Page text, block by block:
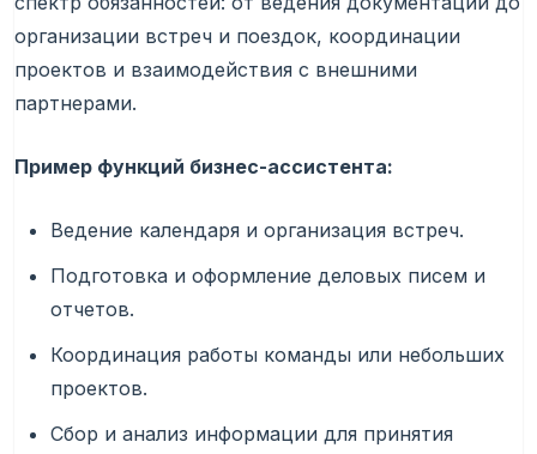
организации встреч и поездок, координации
проектов и взаимодействия с внешними
партнерами.
Пример функций бизнес-ассистента:
Ведение календаря и организация встреч.
Подготовка и оформление деловых писем и
отчетов.
Координация работы команды или небольших
проектов.
Сбор и анализ информации для принятия